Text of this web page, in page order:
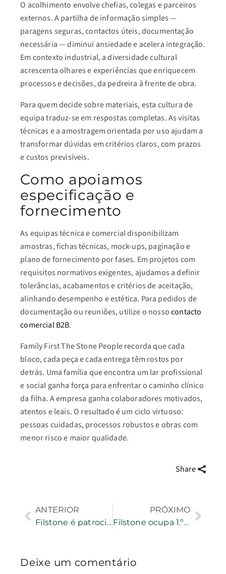
O acolhimento envolve chefias, colegas e parceiros
externos. A partilha de informação simples —
paragens seguras, contactos úteis, documentação
necessária — diminui ansiedade e acelera integração.
Em contexto industrial, a diversidade cultural
acrescenta olhares e experiências que enriquecem
processos e decisões, da pedreira à frente de obra.
Para quem decide sobre materiais, esta cultura de
equipa traduz-se em respostas completas. As visitas
técnicas e a amostragem orientada por uso ajudam a
transformar dúvidas em critérios claros, com prazos
e custos previsíveis.
Como apoiamos
especificação e
fornecimento
As equipas técnica e comercial disponibilizam
amostras, fichas técnicas, mock-ups, paginação e
plano de fornecimento por fases. Em projetos com
requisitos normativos exigentes, ajudamos a definir
tolerâncias, acabamentos e critérios de aceitação,
alinhando desempenho e estética. Para pedidos de
documentação ou reuniões, utilize o nossocontacto
comercial B2B.
Family First The Stone People recorda que cada
bloco, cada peça e cada entrega têm rostos por
detrás. Uma família que encontra um lar profissional
e social ganha força para enfrentar o caminho clínico
da filha. A empresa ganha colaboradores motivados,
atentos e leais. O resultado é um ciclo virtuoso:
pessoas cuidadas, processos robustos e obras com
menor risco e maior qualidade.
Share
ANTERIOR
Filstone é patrocinadora oficial do Trail de Fátima
PRÓXIMO
Filstone ocupa 1.º lugar entre empresas de indústria extrativa da região
Deixe um comentário